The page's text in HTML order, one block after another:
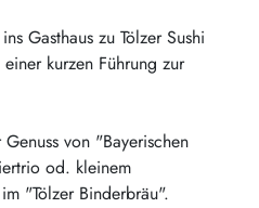
Gasthaus zu Tölzer Sushi
kurzen Führung zur
von "Bayerischen
od. kleinem
"Tölzer Binderbräu".